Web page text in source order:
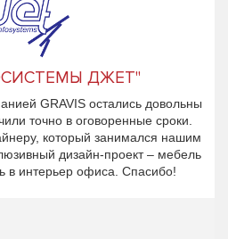
ДЖЕТ"
GRAVIS остались довольны
точно в оговоренные сроки.
который занимался нашим
дизайн-проект – мебель
в интерьер офиса. Спасибо!